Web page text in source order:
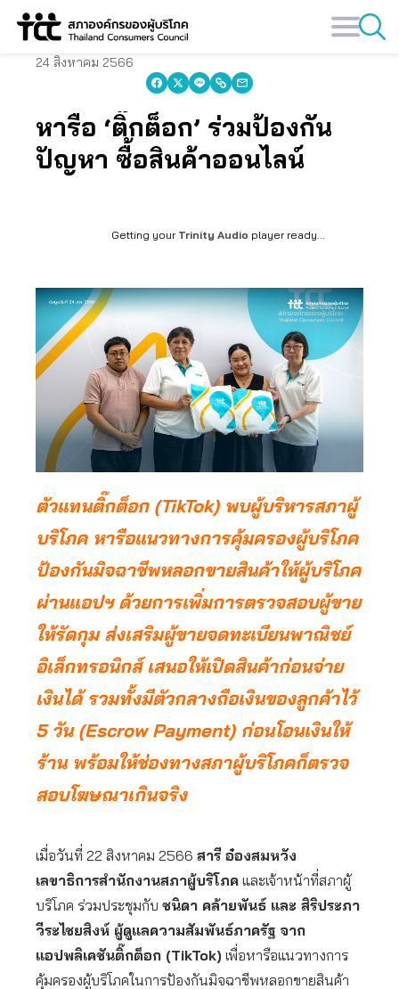
Skip
24 สิงหาคม 2566
หารือ ‘ติ๊กต็อก’ ร่วมป้องกัน
ปัญหา ซื้อสินค้าออนไลน์
Getting your Trinity Audio player ready...
ตัวแทนติ๊กต็อก (TikTok) พบผู้บริหารสภาผู้
บริโภค หารือแนวทางการคุ้มครองผู้บริโภค
ป้องกันมิจฉาชีพหลอกขายสินค้าให้ผู้บริโภค
ผ่านแอปฯ ด้วยการเพิ่มการตรวจสอบผู้ขาย
ให้รัดกุม ส่งเสริมผู้ขายจดทะเบียนพาณิชย์
อิเล็กทรอนิกส์ เสนอให้เปิดสินค้าก่อนจ่าย
เงินได้ รวมทั้งมีตัวกลางถือเงินของลูกค้าไว้
5 วัน (Escrow Payment) ก่อนโอนเงินให้
ร้าน พร้อมให้ช่องทางสภาผู้บริโภคก็ตรวจ
สอบโฆษณาเกินจริง
เมื่อวันที่ 22 สิงหาคม 2566 สารี อ๋องสมหวัง
เลขาธิการสำนักงานสภาผู้บริโภค และเจ้าหน้าที่สภาผู้
บริโภค ร่วมประชุมกับ ชนิดา คล้ายพันธ์ และ สิริประภา
วีระไชยสิงห์ ผู้ดูแลความสัมพันธ์ภาครัฐ จาก
แอปพลิเคชันติ๊กต็อก (TikTok) เพื่อหารือแนวทางการ
คุ้มครองผู้บริโภคในการป้องกันมิจฉาชีพหลอกขายสินค้า